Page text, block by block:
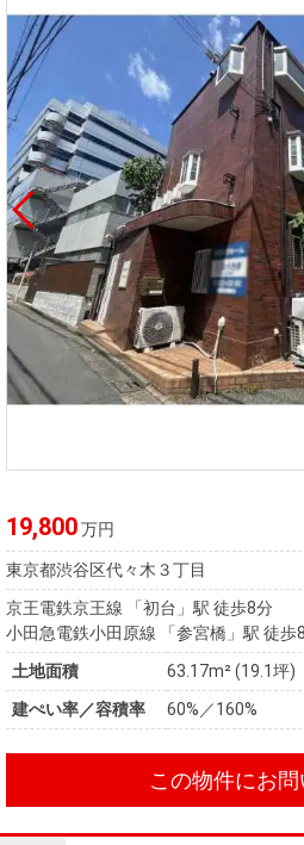
19,800万円
東京都渋谷区代々木３丁目
京王電鉄京王線 「初台」駅 徒歩8分
小田急電鉄小田原線 「参宮橋」駅 徒歩
土地面積
63.17m² (19.1坪)
建ぺい率／容積率
60%／160%
この物件にお